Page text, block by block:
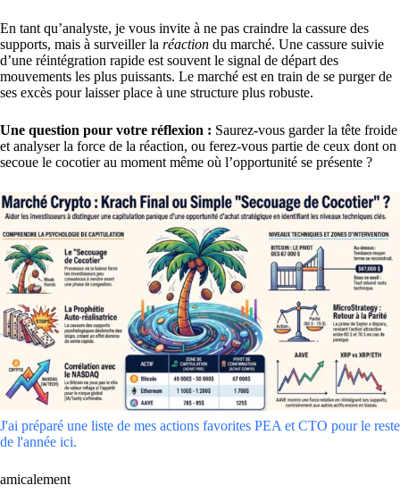
En tant qu’analyste, je vous invite à ne pas craindre la cassure des
supports, mais à surveiller la réaction du marché. Une cassure suivie
d’une réintégration rapide est souvent le signal de départ des
mouvements les plus puissants. Le marché est en train de se purger de
ses excès pour laisser place à une structure plus robuste.
Une question pour votre réflexion : Saurez-vous garder la tête froide
et analyser la force de la réaction, ou ferez-vous partie de ceux dont on
secoue le cocotier au moment même où l’opportunité se présente ?
J'ai préparé une liste de mes actions favorites PEA et CTO pour le reste
de l'année ici.
amicalement